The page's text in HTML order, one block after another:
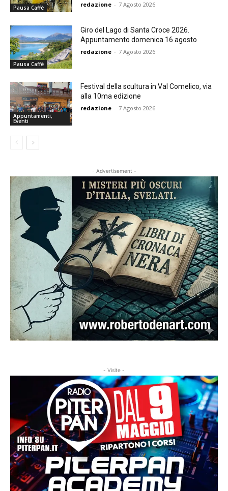
Pausa Caffè redazione - 7 Agosto 2026
Pausa Caffè
Giro del Lago di Santa Croce 2026.
Appuntamento domenica 16 agosto
redazione - 7 Agosto 2026
Appuntamenti,
Eventi
Festival della scultura in Val Comelico, via
alla 10ma edizione
redazione - 7 Agosto 2026
- Advertisement -
- Visite -